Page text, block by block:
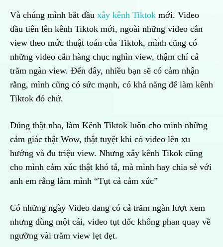
Và chúng mình bắt đầu xây kênh Tiktok mới. Video
đầu tiên lên kênh Tiktok mới, ngoài những video cắn
view theo mức thuật toán của Tiktok, mình cũng có
những video cắn hàng chục nghìn view, thậm chí cả
trăm ngàn view. Đến đây, nhiều bạn sẽ có cảm nhận
rằng, mình cũng có sức mạnh, có khả năng để làm kênh
Tiktok đó chứ.
Đúng thật nha, làm Kênh Tiktok luôn cho mình những
cảm giác thật Wow, thật tuyệt khi có video lên xu
hướng và đu triệu view. Nhưng xây kênh Tikok cũng
cho mình cảm xúc thật khó tả, mà mình hay chia sẻ với
anh em rằng làm mình “Tụt cả cảm xúc”
Có những ngày Video đang có cả trăm ngàn lượt xem
nhưng đùng một cái, video tụt dốc không phan quay về
ngưỡng vài trăm view lẹt đẹt.